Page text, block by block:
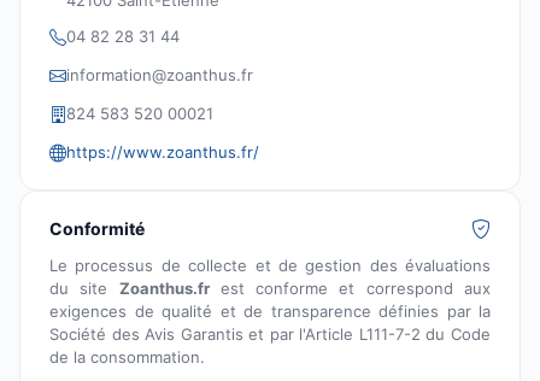
04 82 28 31 44
information@zoanthus.fr
824 583 520 00021
https://www.zoanthus.fr/
Conformité
Le processus de collecte et de gestion des évaluations
du site Zoanthus.frest conforme et correspond aux
exigences de qualité et de transparence définies par la
Société des Avis Garantis et par l'Article L111-7-2 du Code
de la consommation.